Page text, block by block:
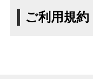
ご利用規約